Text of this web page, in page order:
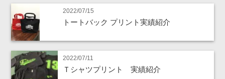
2022/07/15
トートバック プリント実績紹介
2022/07/11
Ｔシャツプリント 実績紹介